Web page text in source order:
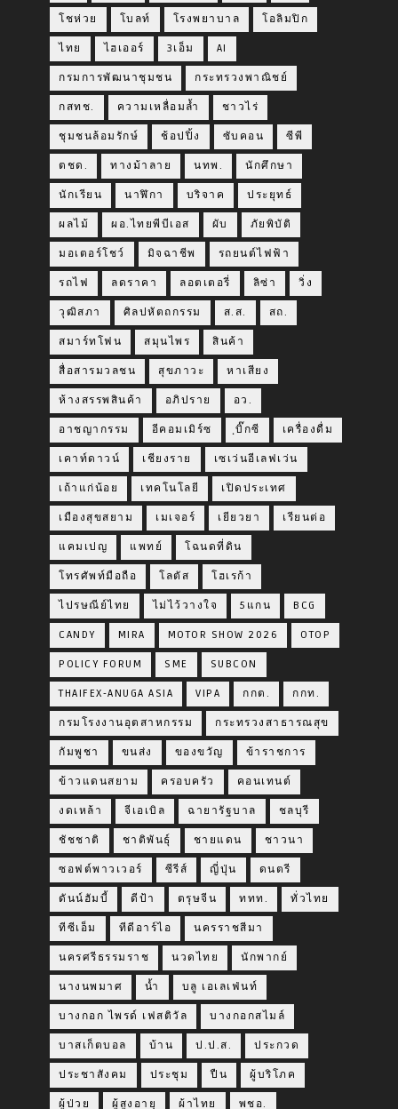
โชห่วย โบลท์ โรงพยาบาล โอลิมปิก
ไทย ไฮเออร์ 3เอ็ม AI
กรมการพัฒนาชุมชน กระทรวงพาณิชย์
กสทช. ความเหลื่อมล้ำ ชาวไร่
ชุมชนล้อมรักษ์ ช้อปปิ้ง ซับคอน ซีพี
ตชด. ทางม้าลาย นทพ. นักศึกษา
นักเรียน นาฬิกา บริจาค ประยุทธ์
ผลไม้ ผอ.ไทยพีบีเอส ผับ ภัยพิบัติ
มอเตอร์โชว์ มิจฉาชีพ รถยนต์ไฟฟ้า
รถไฟ ลดราคา ลอตเตอรี่ ลิซ่า วิ่ง
วุฒิสภา ศิลปหัตถกรรม ส.ส. สถ.
สมาร์ทโฟน สมุนไพร สินค้า
สื่อสารมวลชน สุขภาวะ หาเสียง
ห้างสรรพสินค้า อภิปราย อว.
อาชญากรรม อีคอมเมิร์ซ ฺบิ๊กซี เครื่องดื่ม
เคาท์ดาวน์ เชียงราย เซเว่นอีเลฟเว่น
เถ้าแก่น้อย เทคโนโลยี เปิดประเทศ
เมืองสุขสยาม เมเจอร์ เยียวยา เรียนต่อ
แคมเปญ แพทย์ โฉนดที่ดิน
โทรศัพท์มือถือ โลตัส โฮเรก้า
ไปรษณีย์ไทย ไม่ไว้วางใจ 5แกน BCG
CANDY MIRA MOTOR SHOW 2026 OTOP
POLICY FORUM SME SUBCON
THAIFEX-ANUGA ASIA VIPA กกต. กกท.
กรมโรงงานอุตสาหกรรม กระทรวงสาธารณสุข
กัมพูชา ขนส่ง ของขวัญ ข้าราชการ
ข้าวแดนสยาม ครอบครัว คอนเทนต์
งดเหล้า จีเอเบิล ฉายารัฐบาล ชลบุรี
ชัชชาติ ชาติพันธุ์ ชายแดน ชาวนา
ซอฟต์พาวเวอร์ ซีรีส์ ญี่ปุ่น ดนตรี
ดันน์ฮัมบี้ ดีป้า ตรุษจีน ททท. ทั่วไทย
ทีซีเอ็ม ทีดีอาร์ไอ นครราชสีมา
นครศรีธรรมราช นวดไทย นักพากย์
นางนพมาศ น้ำ บลู เอเลเฟ่นท์
บางกอก ไพรด์ เฟสติวัล บางกอกสไมล์
บาสเก็ตบอล บ้าน ป.ป.ส. ประกวด
ประชาสังคม ประชุม ปืน ผู้บริโภค
ผู้ป่วย ผู้สูงอายุ ผ้าไทย พชอ.